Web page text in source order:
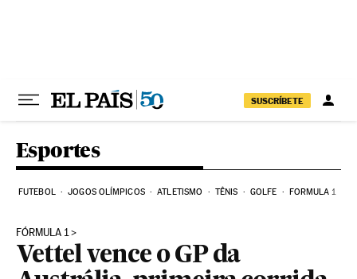
SUSCRÍBETE
Esportes
FUTEBOL JOGOS OLÍMPICOS ATLETISMO TÊNIS GOLFE FORMULA 1
FÓRMULA 1
Vettel vence o GP da